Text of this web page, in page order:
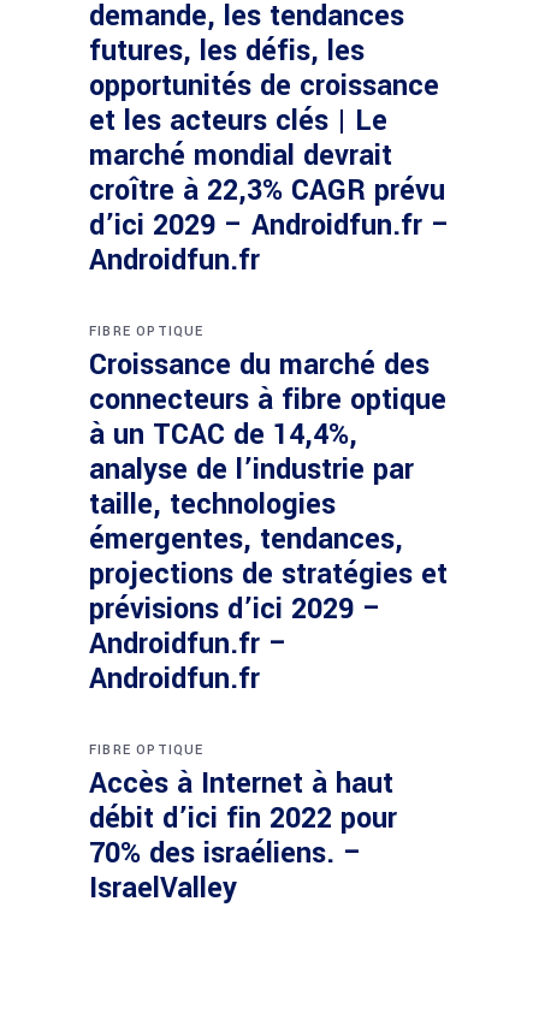
demande, les tendances
futures, les défis, les
opportunités de croissance
et les acteurs clés | Le
marché mondial devrait
croître à 22,3% CAGR prévu
d’ici 2029 – Androidfun.fr –
Androidfun.fr
FIBRE OPTIQUE
Croissance du marché des
connecteurs à fibre optique
à un TCAC de 14,4%,
analyse de l’industrie par
taille, technologies
émergentes, tendances,
projections de stratégies et
prévisions d’ici 2029 –
Androidfun.fr –
Androidfun.fr
FIBRE OPTIQUE
Accès à Internet à haut
débit d’ici fin 2022 pour
70% des israéliens. –
IsraelValley